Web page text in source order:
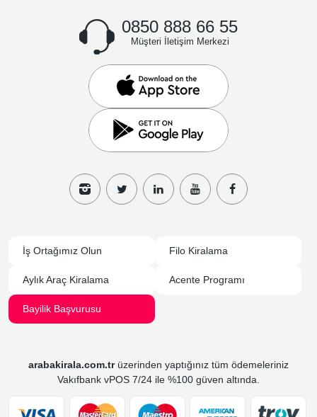
0850 888 66 55
Müşteri İletişim Merkezi
İş Ortağımız Olun Filo Kiralama
Aylık Araç Kiralama Acente Programı
Bayilik Başvurusu
arabakirala.com.trüzerinden yaptığınız tüm ödemeleriniz
Vakıfbank vPOS 7/24 ile %100 güven altında.